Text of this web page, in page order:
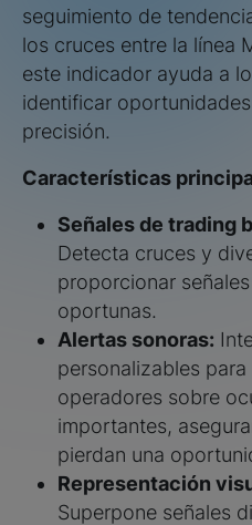
seguimiento de
los cruces entre la línea
este indicador ayuda a
identificar
precisión.
Características
Señales de trading
Detecta cruces y
proporcionar
oportunas.
Alertas sonoras:
personalizables
operadores sobre
importantes,
pierdan una
Representación
Superpone señales